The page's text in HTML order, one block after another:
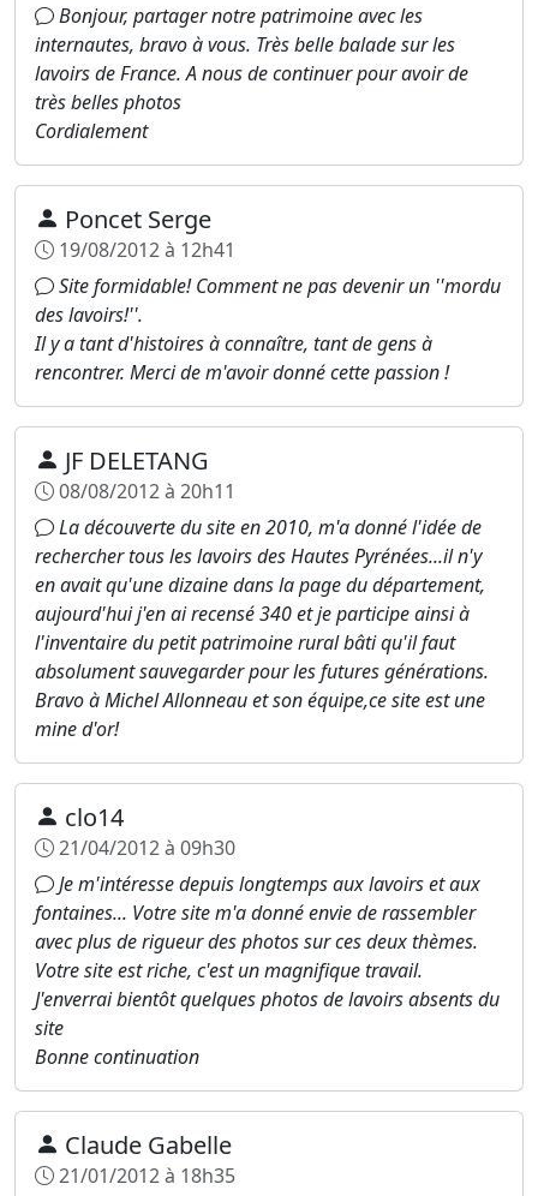
Bonjour, partager notre patrimoine avec les
internautes, bravo à vous. Très belle balade sur les
lavoirs de France. A nous de continuer pour avoir de
très belles photos
Cordialement
Poncet Serge
19/08/2012 à 12h41
Site formidable! Comment ne pas devenir un ''mordu
des lavoirs!''.
Il y a tant d'histoires à connaître, tant de gens à
rencontrer. Merci de m'avoir donné cette passion !
JF DELETANG
08/08/2012 à 20h11
La découverte du site en 2010, m'a donné l'idée de
rechercher tous les lavoirs des Hautes Pyrénées...il n'y
en avait qu'une dizaine dans la page du département,
aujourd'hui j'en ai recensé 340 et je participe ainsi à
l'inventaire du petit patrimoine rural bâti qu'il faut
absolument sauvegarder pour les futures générations.
Bravo à Michel Allonneau et son équipe,ce site est une
mine d'or!
clo14
21/04/2012 à 09h30
Je m'intéresse depuis longtemps aux lavoirs et aux
fontaines... Votre site m'a donné envie de rassembler
avec plus de rigueur des photos sur ces deux thèmes.
Votre site est riche, c'est un magnifique travail.
J'enverrai bientôt quelques photos de lavoirs absents du
site
Bonne continuation
Claude Gabelle
21/01/2012 à 18h35